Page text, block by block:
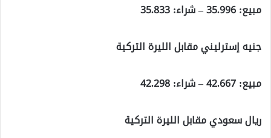
مبيع: 35.996 – شراء: 35.833
جنيه إسترليني مقابل الليرة التركية
مبيع: 42.667 – شراء: 42.298
ريال سعودي مقابل الليرة التركية